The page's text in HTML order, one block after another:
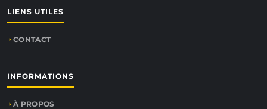
LIENS UTILES
CONTACT
INFORMATIONS
À PROPOS